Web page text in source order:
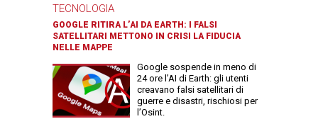
TECNOLOGIA
GOOGLE RITIRA L’AI DA EARTH: I FALSI
SATELLITARI METTONO IN CRISI LA FIDUCIA
NELLE MAPPE
Google sospende in meno di
24 ore l’AI di Earth: gli utenti
creavano falsi satellitari di
guerre e disastri, rischiosi per
l’Osint.